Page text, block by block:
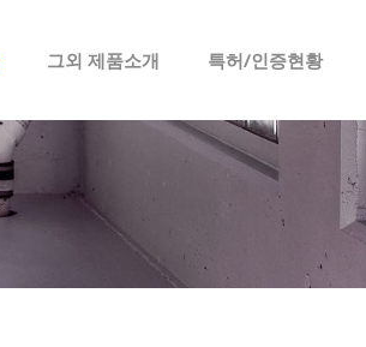
그외 제품소개 특허/인증현황